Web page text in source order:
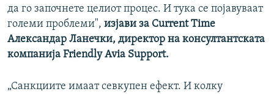
да го започнете целиот процес. И тука се појавуваат
големи проблеми", изјави за Current Time
Александар Ланечки, директор на консултантската
компанија Friendly Avia Support.
„Санкциите имаат севкупен ефект. И колку